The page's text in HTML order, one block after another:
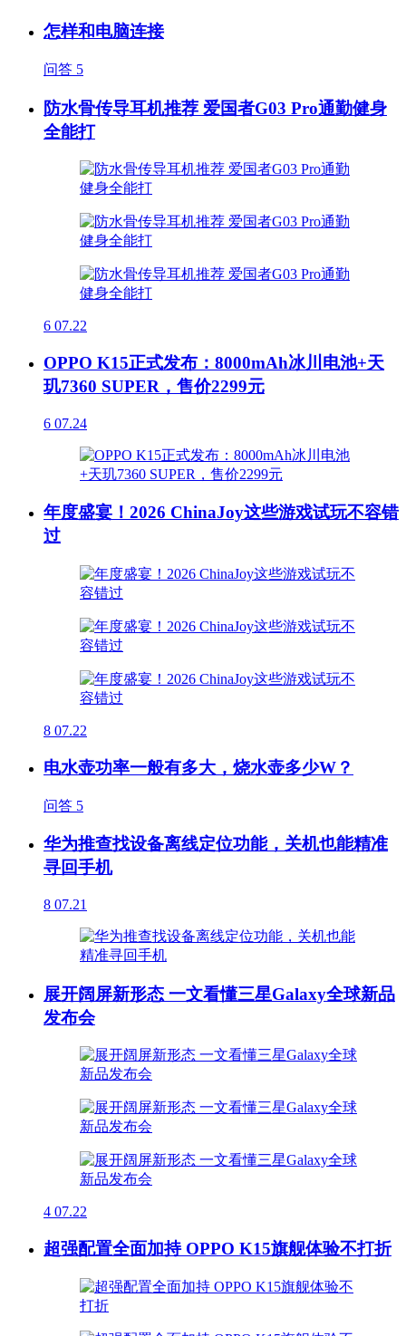
怎样和电脑连接
问答 5
防水骨传导耳机推荐 爱国者G03 Pro通勤健身
全能打
6 07.22
OPPO K15正式发布：8000mAh冰川电池+天
玑7360 SUPER，售价2299元
6 07.24
年度盛宴！2026 ChinaJoy这些游戏试玩不容错
过
8 07.22
电水壶功率一般有多大，烧水壶多少W？
问答 5
华为推查找设备离线定位功能，关机也能精准
寻回手机
8 07.21
展开阔屏新形态 一文看懂三星Galaxy全球新品
发布会
4 07.22
超强配置全面加持 OPPO K15旗舰体验不打折